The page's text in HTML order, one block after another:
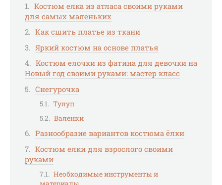
Костюм елка из атласа своими руками
для самых маленьких
Как сшить платье из ткани
Яркий костюм на основе платья
Костюм елочки из фатина для девочки на
Новый год своими руками: мастер класс
Снегурочка
Тулуп
Валенки
Разнообразие вариантов костюма ёлки
Костюм елки для взрослого своими
руками
Необходимые инструменты и